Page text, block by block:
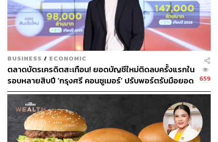
BUSINESS / ECONOMIC
ตลาดบัตรเครดิตสะเทือน! ยอดบัญชีใหม่ติดลบครั้งแรกใน
รอบหลายสิบปี ‘กรุงศรี คอนซูเมอร์’ ปรับพอร์ตรับมือยอด
รูด ‘ถี่แต่เล็ก’ เตรียมส่งนวัตกรรมชำระเงินใหม่เขย่าตลาด
ช่วงปลายปี 2569
659